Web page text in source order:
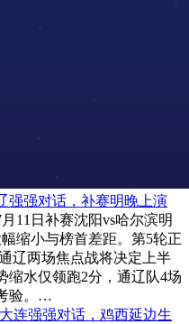
强强对话，补赛明晚上演
11日补赛沈阳vs哈尔滨明
缩小与榜首差距。第5轮正
辽两场焦点战将决定上半
缩水仅领跑2分，通辽队4场
验。…
连强强对话，鸡西延边生